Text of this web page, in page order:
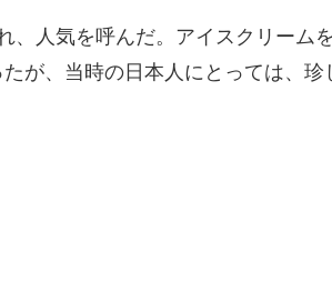
、人気を呼んだ。アイスクリーム
が、当時の日本人にとっては、